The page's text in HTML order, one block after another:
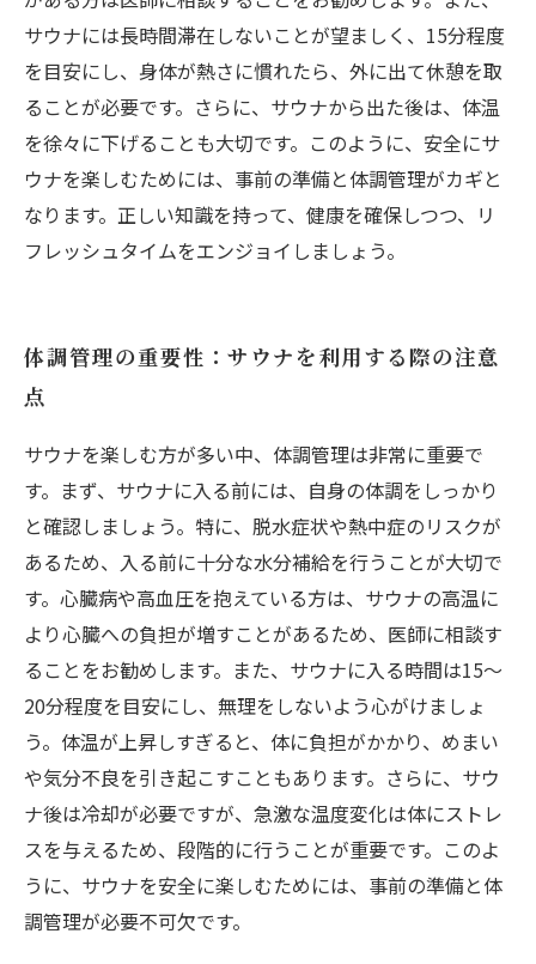
サウナには長時間滞在しないことが望ましく、15分程度
を目安にし、身体が熱さに慣れたら、外に出て休憩を取
ることが必要です。さらに、サウナから出た後は、体温
を徐々に下げることも大切です。このように、安全にサ
ウナを楽しむためには、事前の準備と体調管理がカギと
なります。正しい知識を持って、健康を確保しつつ、リ
フレッシュタイムをエンジョイしましょう。
体調管理の重要性：サウナを利用する際の注意
点
サウナを楽しむ方が多い中、体調管理は非常に重要で
す。まず、サウナに入る前には、自身の体調をしっかり
と確認しましょう。特に、脱水症状や熱中症のリスクが
あるため、入る前に十分な水分補給を行うことが大切で
す。心臓病や高血圧を抱えている方は、サウナの高温に
より心臓への負担が増すことがあるため、医師に相談す
ることをお勧めします。また、サウナに入る時間は15〜
20分程度を目安にし、無理をしないよう心がけましょ
う。体温が上昇しすぎると、体に負担がかかり、めまい
や気分不良を引き起こすこともあります。さらに、サウ
ナ後は冷却が必要ですが、急激な温度変化は体にストレ
スを与えるため、段階的に行うことが重要です。このよ
うに、サウナを安全に楽しむためには、事前の準備と体
調管理が必要不可欠です。